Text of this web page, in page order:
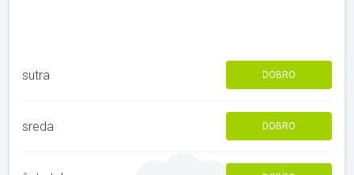
sutra DOBRO
sreda DOBRO